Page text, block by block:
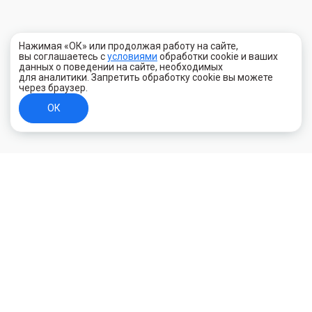
Нажимая «ОК» или продолжая работу на сайте,
вы соглашаетесь сусловиями обработки cookie и ваших
данных о поведении на сайте, необходимых
для аналитики. Запретить обработку cookie вы можете
через браузер.
ОК